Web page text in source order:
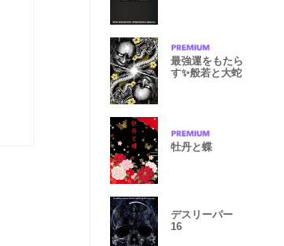
最強運をもたら
す✨般若と大蛇
牡丹と蝶
デスリーパー
16